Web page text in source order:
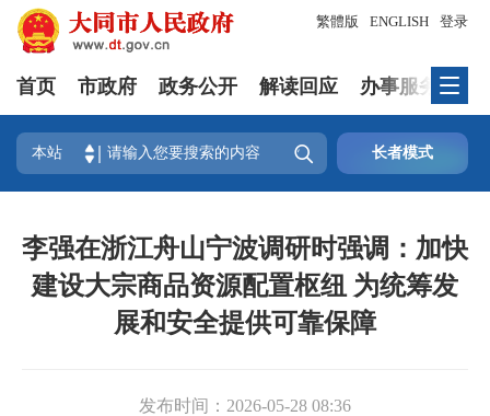
登录
繁體版 ENGLISH
首页 市政府 政务公开 解读回应 办事服务
本站  长者模式
李强在浙江舟山宁波调研时强调：加快
建设大宗商品资源配置枢纽 为统筹发
展和安全提供可靠保障
发布时间： 2026-05-28 08:36